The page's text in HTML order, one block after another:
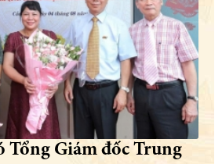
Tổng Giám đốc Trung